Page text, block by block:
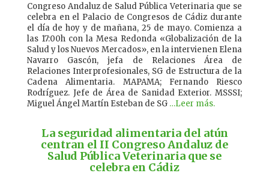
Congreso Andaluz de Salud Pública Veterinaria que se
celebra en el Palacio de Congresos de Cádiz durante
el día de hoy y de mañana, 25 de mayo. Comienza a
las 17:00h con la Mesa Redonda «Globalización de la
Salud y los Nuevos Mercados», en la intervienen Elena
Navarro Gascón, jefa de Relaciones Área de
Relaciones Interprofesionales, SG de Estructura de la
Cadena Alimentaria. MAPAMA; Fernando Riesco
Rodríguez. Jefe de Área de Sanidad Exterior. MSSSI;
Miguel Ángel Martín Esteban de SG …Leer más.
La seguridad alimentaria del atún
centran el II Congreso Andaluz de
Salud Pública Veterinaria que se
celebra en Cádiz